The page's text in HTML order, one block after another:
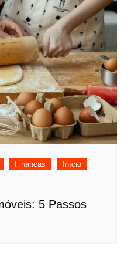
Finanças
Início
5 Passos